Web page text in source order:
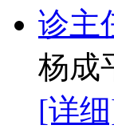
杨成
[详